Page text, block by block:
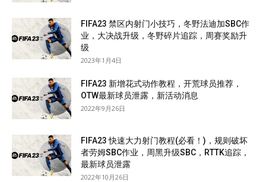
FIFA23 禁区内射门小技巧，冬野法迪加SBC作
业，大决战升级，冬野碎片追踪，周赛奖励升
级
2023年1月4日
FIFA23 新增花式动作教程，开荒球员推荐，
OTW最新球员泄露，新活动消息
2022年9月26日
FIFA23 快速大力射门教程(必看！)，规则破坏
者劳姆SBC作业，周黑升级SBC，RTTK追踪，
最新球员泄露
2022年10月26日